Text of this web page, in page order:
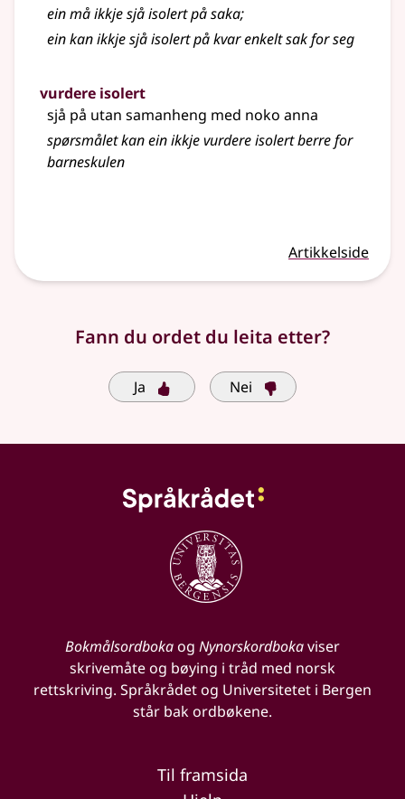
ein må ikkje sjå isolert på saka;
ein kan ikkje sjå isolert på kvar enkelt sak for seg
vurdere isolert
sjå på utan samanheng med noko anna
spørsmålet kan ein ikkje vurdere isolert berre for
barneskulen
Artikkelside
Fann du ordet du leita etter?
Ja Nei
Bokmålsordbokaog Nynorskordbokaviser
skrivemåte og bøying i tråd med norsk
rettskriving. Språkrådet og Universitetet i Bergen
står bak ordbøkene.
Til framsida